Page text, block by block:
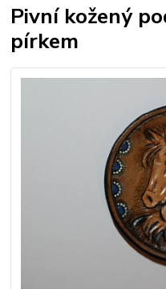
Pivní kožený
pírkem